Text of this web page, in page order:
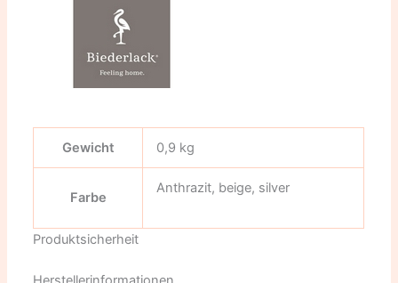
Gewicht 0,9 kg
Farbe
Anthrazit, beige, silver
Produktsicherheit